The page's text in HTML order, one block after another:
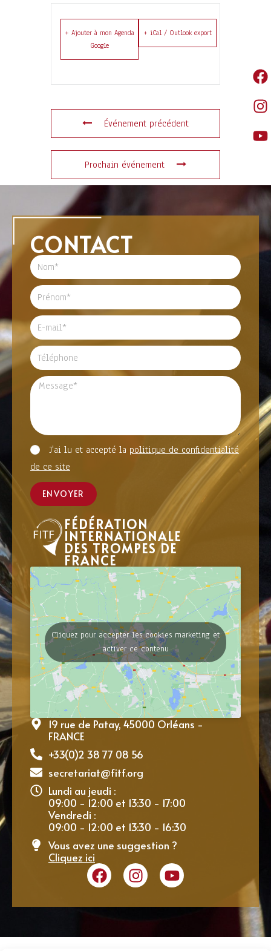
+ Ajouter à mon Agenda
Google
+ iCal / Outlook export
Événement précédent
Prochain événement
CONTACT
J'ai lu et accepté la politique de confidentialité
de ce site
ENVOYER
FÉDÉRATION
INTERNATIONALE
DES TROMPES DE
FRANCE
Cliquez pour accepter les cookies marketing et
activer ce contenu
19 rue de Patay, 45000 Orléans -
FRANCE
+33(0)2 38 77 08 56
secretariat@fitf.org
Lundi au jeudi :
09:00 - 12:00 et 13:30 - 17:00
Vendredi :
09:00 - 12:00 et 13:30 - 16:30
Vous avez une suggestion ?
Cliquez ici